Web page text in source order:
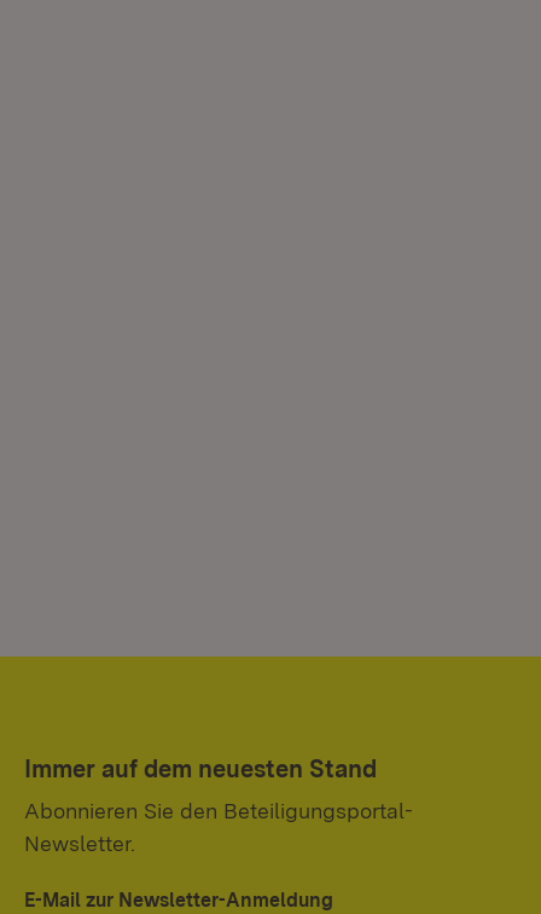
Immer auf dem neuesten Stand
Abonnieren Sie den Beteiligungsportal-
Newsletter.
E-Mail zur Newsletter-Anmeldung